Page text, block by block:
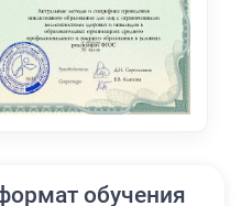
обучения